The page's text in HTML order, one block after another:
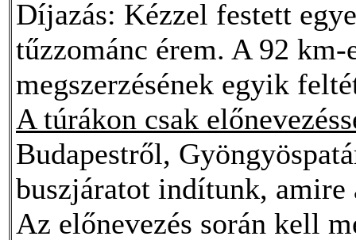
Díjazás: Kézzel festett
tűzzománc érem. A 92
megszerzésének egyik
A túrákon csak
Budapestről,
buszjáratot indítunk,
Az előnevezés során kell